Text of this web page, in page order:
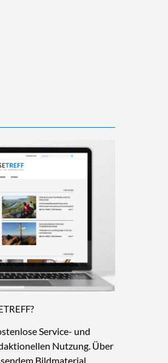
Service- und
Nutzung. Über
Bildmaterial